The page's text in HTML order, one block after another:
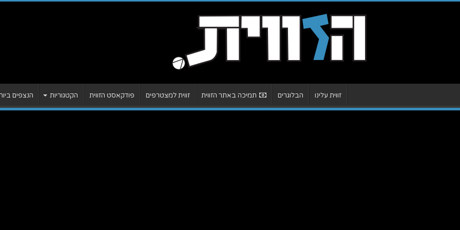
זווית עלינו הבלוגרים תמיכה באתר הזווית זווית למצטרפים פודקאסט הזווית הקטגוריות הנצפים